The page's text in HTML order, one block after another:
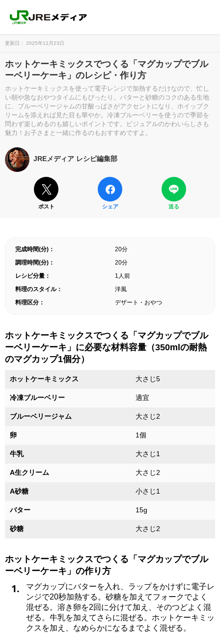
更新日： 2025年12月23日
ホットケーキミックスでつくる「マグカップでブル
ーベリーケーキ」のレシピ・作り方
ホットケーキミックスを使って電子レンジで加熱するだけなので、忙し
い朝や急なおやつタイムにもぴったり。バターと砂糖のコクのある生地
に、ブルーベリージャムの甘酸っぱさがアクセントになり、ホイップク
リームを添えれば見た目も華やか。冷凍ブルーベリーを使うので季節を
問わず楽しめるのも嬉しいポイントです。ビジュアルのかわいらしさも
魅力！お子さまと一緒に作るのもおすすめですよ。
JREメディア レシピ編集部
ポスト シェア 送る
完成時間(分)：
20分
調理時間(分)：
20分
レシピ分量：
1人前
料理のスタイル：
洋風
料理区分：
デザート・おやつ
ホットケーキミックスでつくる「マグカップでブル
ーベリーケーキ」に必要な材料容量（350mlの耐熱
のマグカップ1個分）
ホットケーキミックス 大さじ5
冷凍ブルーベリー 適宜
ブルーベリージャム 大さじ2
卵 1個
牛乳 大さじ1
A生クリーム 大さじ2
A砂糖 小さじ1
バター 15g
砂糖 大さじ2
ホットケーキミックスでつくる「マグカップでブル
ーベリーケーキ」の作り方
1.
マグカップにバターを入れ、ラップをかけずに電子レ
ンジで20秒加熱する。砂糖を加えてフォークでよく
混ぜる。溶き卵を2回に分けて加え、そのつどよく混
ぜる。牛乳を加えてさらに混ぜる。ホットケーキミッ
クスを加え、なめらかになるまでよく混ぜる。